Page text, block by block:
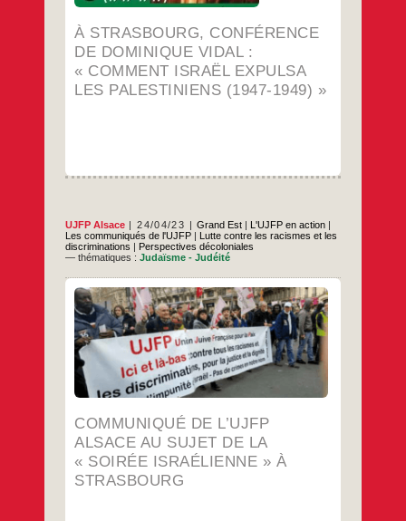
À STRASBOURG, CONFÉRENCE
DE DOMINIQUE VIDAL :
« COMMENT ISRAËL EXPULSA
LES PALESTINIENS (1947-1949) »
UJFP Alsace 24/04/23 Grand Est | L'UJFP en action |
Les communiqués de l'UJFP | Lutte contre les racismes et les
discriminations | Perspectives décoloniales
— thématiques :Judaïsme - Judéité
COMMUNIQUÉ DE L’UJFP
ALSACE AU SUJET DE LA
« SOIRÉE ISRAÉLIENNE » À
STRASBOURG
Le Consistoire israélite du Bas-Rhin
organise le 25 avril une « soirée israélienne
» à l’occasion de la célébration de «
l’indépendance » d’Israël et du « Jour
mémorial pour les personnes mortes pour
Israël ou tuées parce qu’israéliennes ou
juives depuis la proclamation de l’État
d’Israël ». Alors que
…
Communiqué
l’UJFP
Alsace
au
sujet
de